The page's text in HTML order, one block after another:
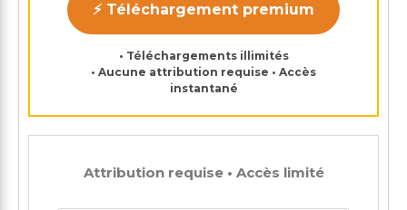
⚡ Téléchargement premium
• Téléchargements illimités
• Aucune attribution requise • Accès
instantané
Attribution requise • Accès limité